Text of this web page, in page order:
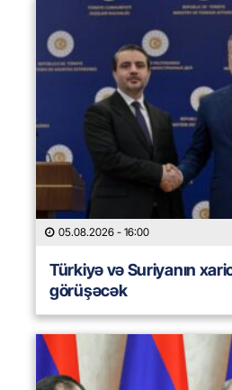
05.08.2026 - 16:00
Türkiyə və Suriyanın
görüşəcək